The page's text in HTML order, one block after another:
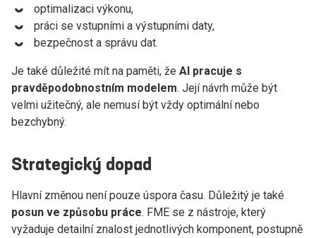
optimalizaci výkonu,
práci se vstupními a výstupními daty,
bezpečnost a správu dat.
Je také důležité mít na paměti, že AI pracuje s
pravděpodobnostním modelem. Její návrh může být
velmi užitečný, ale nemusí být vždy optimální nebo
bezchybný.
Strategický dopad
Hlavní změnou není pouze úspora času. Důležitý je také
posun ve způsobu práce. FME se z nástroje, který
vyžaduje detailní znalost jednotlivých komponent, postupně